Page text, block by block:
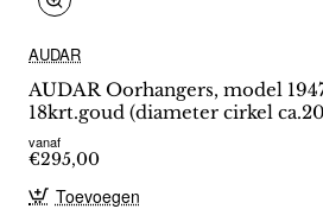
AUDAR
AUDAR Oorhangers, model
18krt.goud (diameter cirkel
vanaf
€295,00
Toevoegen